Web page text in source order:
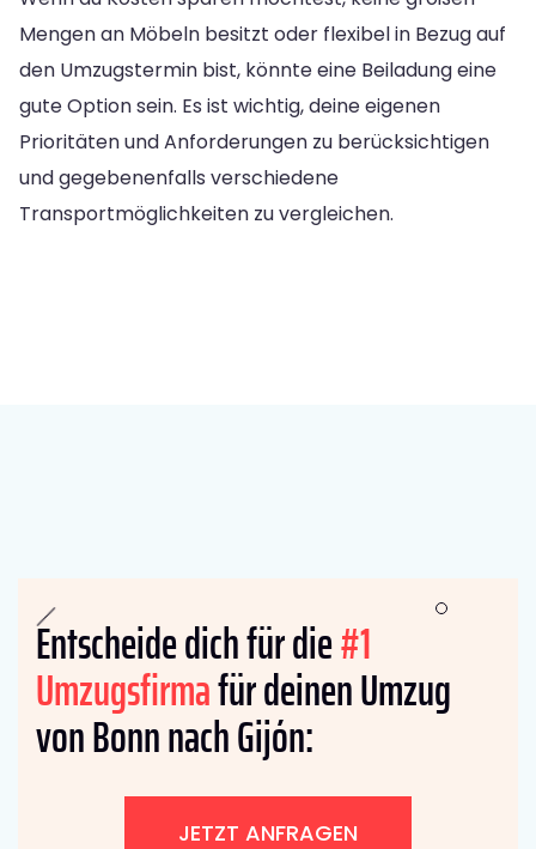
Mengen an Möbeln besitzt oder flexibel in Bezug auf
den Umzugstermin bist, könnte eine Beiladung eine
gute Option sein. Es ist wichtig, deine eigenen
Prioritäten und Anforderungen zu berücksichtigen
und gegebenenfalls verschiedene
Transportmöglichkeiten zu vergleichen.
Entscheide dich für die#1
Umzugsfirmafür deinen Umzug
von Bonn nach Gijón:
JETZT ANFRAGEN